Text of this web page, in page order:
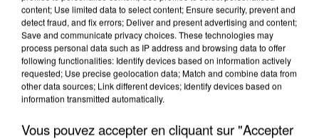
content; Use limited data to select content; Ensure security, prevent and
detect fraud, and fix errors; Deliver and present advertising and content;
Save and communicate privacy choices. These technologies may
process personal data such as IP address and browsing data to offer
following functionalities: Identify devices based on information actively
requested; Use precise geolocation data; Match and combine data from
other data sources; Link different devices; Identify devices based on
information transmitted automatically.
Vous pouvez accepter en cliquant sur "Accepter